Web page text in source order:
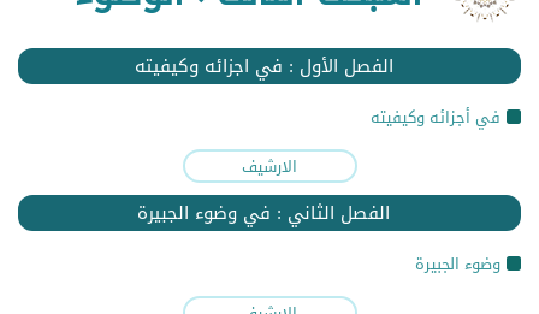
الفصل الأول : في اجزائه وكيفيته
في أجزائه وكيفيته
الارشيف
الفصل الثاني : في وضوء الجبيرة
وضوء الجبيرة